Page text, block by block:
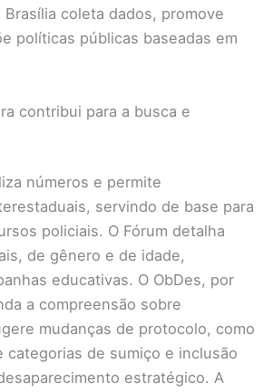
coleta dados, promove
políticas públicas baseadas em
contribui para a busca e
números e permite
servindo de base para
policiais. O Fórum detalha
de gênero e de idade,
educativas. O ObDes, por
a compreensão sobre
mudanças de protocolo, como
categorias de sumiço e inclusão
estratégico. A